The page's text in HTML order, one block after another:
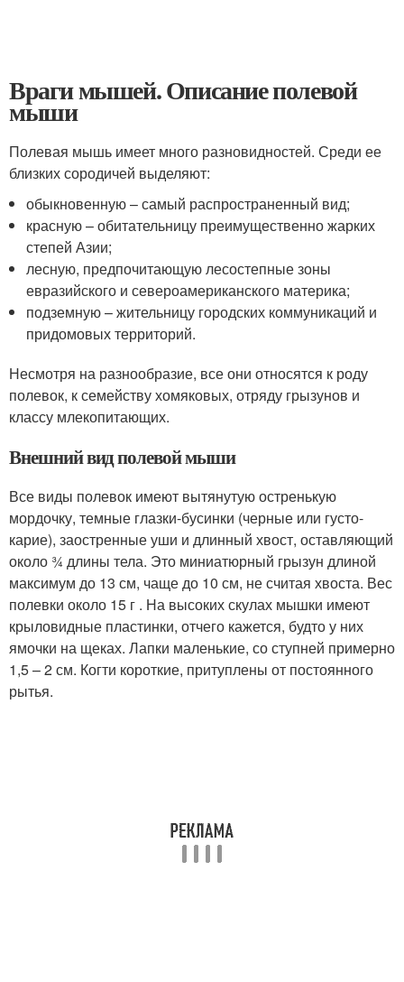
Враги мышей. Описание полевой
мыши
Полевая мышь имеет много разновидностей. Среди ее
близких сородичей выделяют:
обыкновенную – самый распространенный вид;
красную – обитательницу преимущественно жарких
степей Азии;
лесную, предпочитающую лесостепные зоны
евразийского и североамериканского материка;
подземную – жительницу городских коммуникаций и
придомовых территорий.
Несмотря на разнообразие, все они относятся к роду
полевок, к семейству хомяковых, отряду грызунов и
классу млекопитающих.
Внешний вид полевой мыши
Все виды полевок имеют вытянутую остренькую
мордочку, темные глазки-бусинки (черные или густо-
карие), заостренные уши и длинный хвост, оставляющий
около ¾ длины тела. Это миниатюрный грызун длиной
максимум до 13 см, чаще до 10 см, не считая хвоста. Вес
полевки около 15 г . На высоких скулах мышки имеют
крыловидные пластинки, отчего кажется, будто у них
ямочки на щеках. Лапки маленькие, со ступней примерно
1,5 – 2 см. Когти короткие, притуплены от постоянного
рытья.